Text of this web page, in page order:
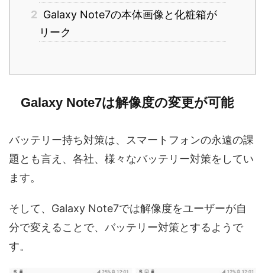
2 Galaxy Note7の本体画像と化粧箱が
リーク
Galaxy Note7は解像度の変更が可能
バッテリー持ち対策は、スマートフォンの永遠の課
題とも言え、各社、様々なバッテリー対策をしてい
ます。
そして、Galaxy Note7では解像度をユーザーが自
分で変えることで、バッテリー対策とするようで
す。